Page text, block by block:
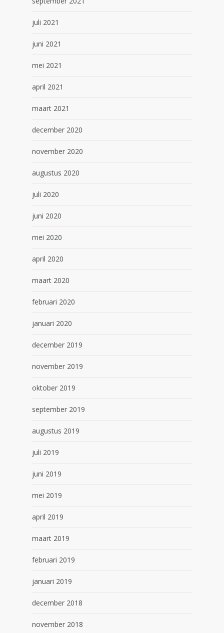
juli 2021
juni 2021
mei 2021
april 2021
maart 2021
december 2020
november 2020
augustus 2020
juli 2020
juni 2020
mei 2020
april 2020
maart 2020
februari 2020
januari 2020
december 2019
november 2019
oktober 2019
september 2019
augustus 2019
juli 2019
juni 2019
mei 2019
april 2019
maart 2019
februari 2019
januari 2019
december 2018
november 2018